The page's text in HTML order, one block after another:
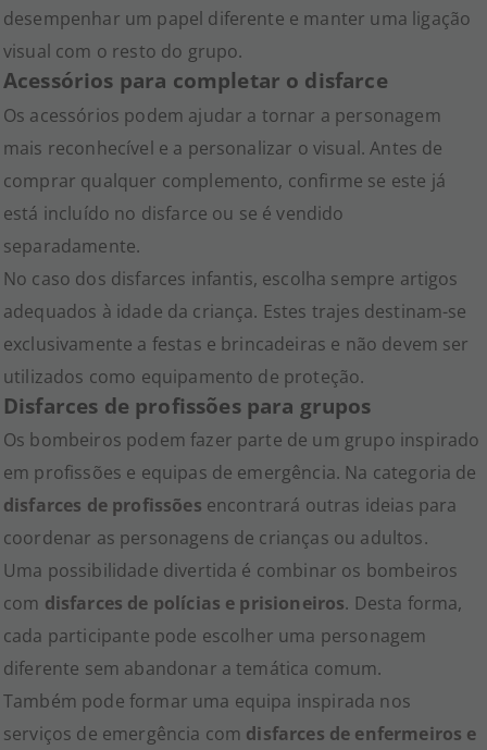
desempenhar um papel diferente e manter uma ligação
visual com o resto do grupo.
Acessórios para completar o disfarce
Os acessórios podem ajudar a tornar a personagem
mais reconhecível e a personalizar o visual. Antes de
comprar qualquer complemento, confirme se este já
está incluído no disfarce ou se é vendido
separadamente.
No caso dos disfarces infantis, escolha sempre artigos
adequados à idade da criança. Estes trajes destinam-se
exclusivamente a festas e brincadeiras e não devem ser
utilizados como equipamento de proteção.
Disfarces de profissões para grupos
Os bombeiros podem fazer parte de um grupo inspirado
em profissões e equipas de emergência. Na categoria de
disfarces de profissões encontrará outras ideias para
coordenar as personagens de crianças ou adultos.
Uma possibilidade divertida é combinar os bombeiros
com disfarces de polícias e prisioneiros. Desta forma,
cada participante pode escolher uma personagem
diferente sem abandonar a temática comum.
Também pode formar uma equipa inspirada nos
serviços de emergência com disfarces de enfermeiros e